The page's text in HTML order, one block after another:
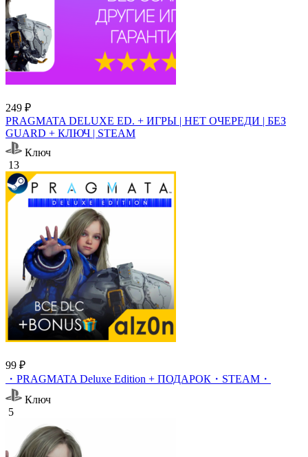
249 ₽
PRAGMATA DELUXE ED. + ИГРЫ | НЕТ ОЧЕРЕДИ | БЕЗ
GUARD + КЛЮЧ | STEAM
Ключ
13
99 ₽
・PRAGMATA Deluxe Edition + ПОДАРОК・STEAM・
Ключ
5